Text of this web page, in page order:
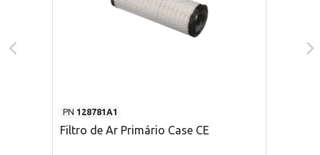
PN 128781A1
Filtro de Ar Primário Case CE